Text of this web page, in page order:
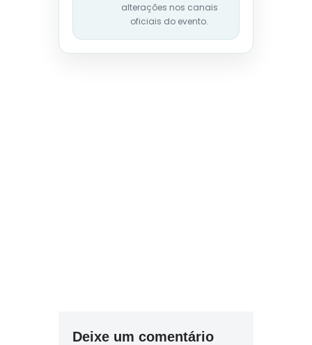
alterações nos canais
oficiais do evento.
Deixe um comentário